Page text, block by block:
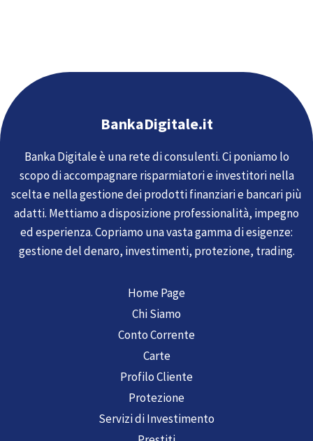
BankaDigitale.it
Banka Digitale è una rete di consulenti. Ci poniamo lo
scopo di accompagnare risparmiatori e investitori nella
scelta e nella gestione dei prodotti finanziari e bancari più
adatti. Mettiamo a disposizione professionalità, impegno
ed esperienza. Copriamo una vasta gamma di esigenze:
gestione del denaro, investimenti, protezione, trading.
Home Page
Chi Siamo
Conto Corrente
Carte
Profilo Cliente
Protezione
Servizi di Investimento